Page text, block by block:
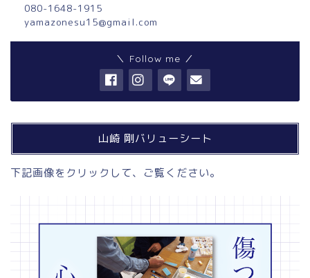
080-1648-1915
yamazonesu15@gmail.com
＼ Follow me ／
山崎 剛バリューシート
下記画像をクリックして、ご覧ください。